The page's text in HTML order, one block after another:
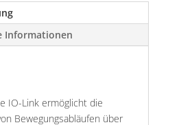
Informationen
IO-Link ermöglicht die
Bewegungsabläufen über